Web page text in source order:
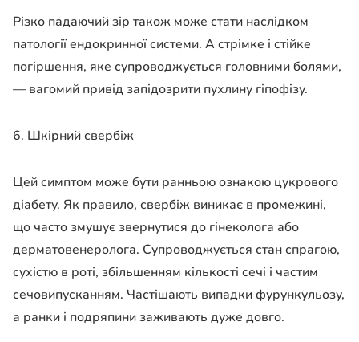
Різко падаючий зір також може стати наслідком
патології ендокринної системи. А стрімке і стійке
погіршення, яке супроводжується головними болями,
— вагомий привід запідозрити пухлину гіпофізу.
6. Шкірний свербіж
Цей симптом може бути ранньою ознакою цукрового
діабету. Як правило, свербіж виникає в промежині,
що часто змушує звернутися до гінеколога або
дерматовенеролога. Супроводжується стан спрагою,
сухістю в роті, збільшенням кількості сечі і частим
сечовипусканням. Частішають випадки фурункульозу,
а ранки і подряпини заживають дуже довго.